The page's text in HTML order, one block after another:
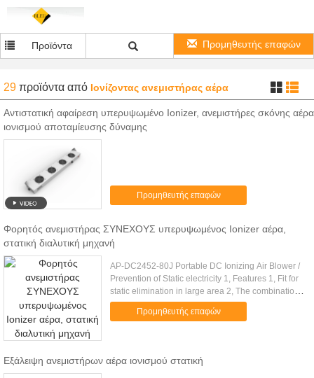
Προϊόντα Προμηθευτής επαφών
29 προϊόντα από Ιονίζοντας ανεμιστήρας αέρα
Αντιστατική αφαίρεση υπερυψωμένο Ionizer, ανεμιστήρες σκόνης αέρα
ιονισμού αποταμίευσης δύναμης
Προμηθευτής επαφών
Φορητός ανεμιστήρας ΣΥΝΕΧΟΥΣ υπερυψωμένος Ionizer αέρα,
στατική διαλυτική μηχανή
AP-DC2452-80J Portable DC Ionizing Air Blower /
Prevention of Static electricity 1, Features 1, Fit for
static elimination in large area 2, The combination
of multi-units independent ion transmitting 3, ...
Προμηθευτής επαφών
Εξάλειψη ανεμιστήρων αέρα ιονισμού στατική